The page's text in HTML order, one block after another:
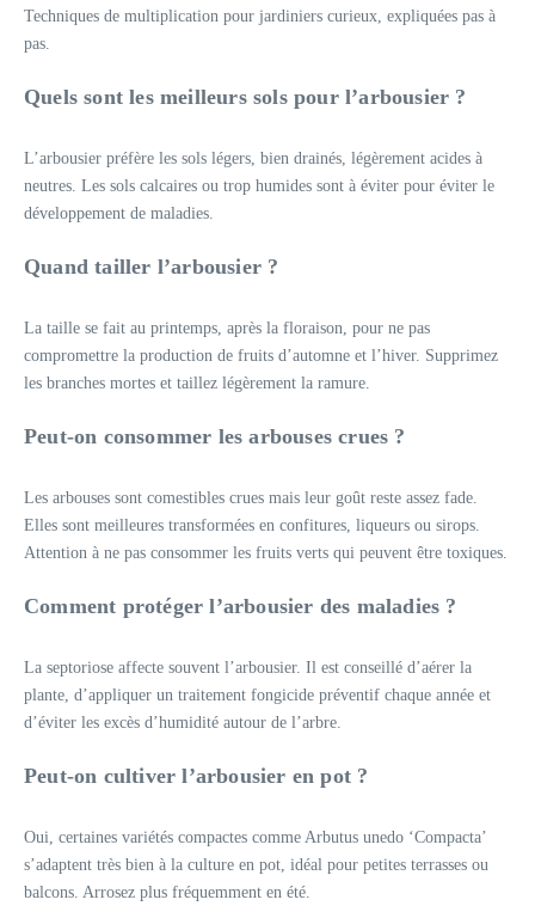
Techniques de multiplication pour jardiniers curieux, expliquées pas à
pas.
Quels sont les meilleurs sols pour l’arbousier ?
L’arbousier préfère les sols légers, bien drainés, légèrement acides à
neutres. Les sols calcaires ou trop humides sont à éviter pour éviter le
développement de maladies.
Quand tailler l’arbousier ?
La taille se fait au printemps, après la floraison, pour ne pas
compromettre la production de fruits d’automne et l’hiver. Supprimez
les branches mortes et taillez légèrement la ramure.
Peut-on consommer les arbouses crues ?
Les arbouses sont comestibles crues mais leur goût reste assez fade.
Elles sont meilleures transformées en confitures, liqueurs ou sirops.
Attention à ne pas consommer les fruits verts qui peuvent être toxiques.
Comment protéger l’arbousier des maladies ?
La septoriose affecte souvent l’arbousier. Il est conseillé d’aérer la
plante, d’appliquer un traitement fongicide préventif chaque année et
d’éviter les excès d’humidité autour de l’arbre.
Peut-on cultiver l’arbousier en pot ?
Oui, certaines variétés compactes comme Arbutus unedo ‘Compacta’
s’adaptent très bien à la culture en pot, idéal pour petites terrasses ou
balcons. Arrosez plus fréquemment en été.